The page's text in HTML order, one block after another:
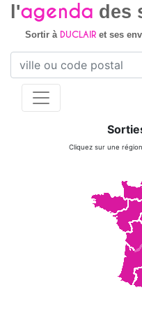
l'agenda des
Sortir à DUCLAIRet ses
Cliquez sur une